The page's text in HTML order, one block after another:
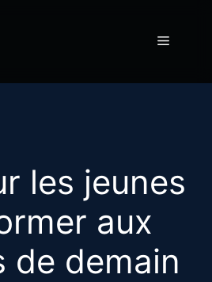
Menu
les jeunes
aux
de demain